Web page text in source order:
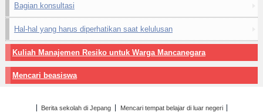
Bagian konsultasi
Hal-hal yang harus diperhatikan saat kelulusan
Kuliah Manajemen Resiko untuk Warga Mancanegara
Mencari beasiswa
Berita sekolah di Jepang
Mencari tempat belajar di luar negeri